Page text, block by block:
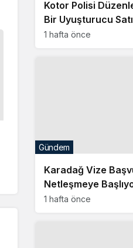
Kotor Polisi
Bir Uyuşturucu
1 hafta önce
Karadağ Vize
Netleşmeye
1 hafta önce
Gündem